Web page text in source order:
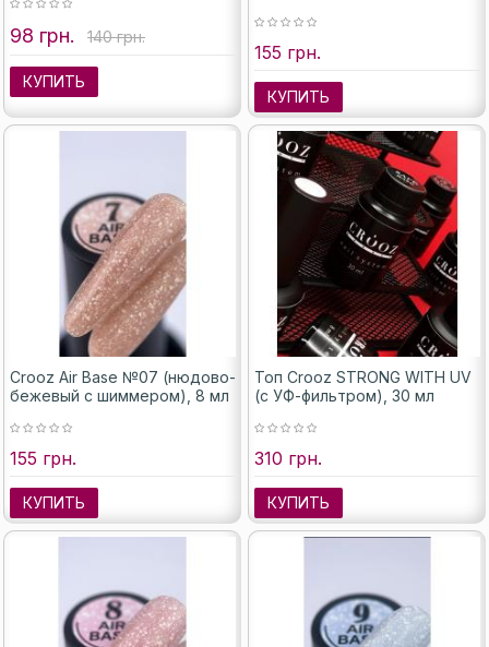
98 грн. 140 грн.
КУПИТЬ
155 грн.
КУПИТЬ
Crooz Air Base №07 (нюдово-
бежевый с шиммером), 8 мл
155 грн.
КУПИТЬ
Топ Crooz STRONG WITH UV
(с УФ-фильтром), 30 мл
310 грн.
КУПИТЬ